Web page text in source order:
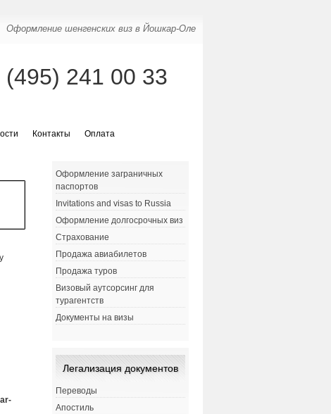
Оформление шенгенских виз в Йошкар-Оле
(495) 241 00 33
Контакты Оплата
Оформление заграничных
паспортов
Invitations and visas to Russia
Оформление долгосрочных виз
Страхование
Продажа авиабилетов
Продажа туров
Визовый аутсорсинг для
турагентств
Документы на визы
Легализация документов
Переводы
Апостиль